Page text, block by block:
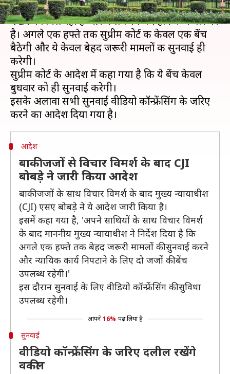
कोरोना वायरस का असर भारत की सुप्रीम कोर्ट पर भी
देखने को मिल रहा है और ये लगभग बंद होने की कगार पर
है। अगले एक हफ्ते तक सुप्रीम कोर्ट की केवल एक बेंच
बैठेगी और ये केवल बेहद जरूरी मामलों की सुनवाई ही
करेगी।
सुप्रीम कोर्ट के आदेश में कहा गया है कि ये बेंच केवल
बुधवार को ही सुनवाई करेगी।
इसके अलावा सभी सुनवाई वीडियो कॉन्फ्रेंसिंग के जरिए
आदेश
बाकी जजों से विचार विमर्श के बाद CJI
बोबड़े ने जारी किया आदेश
बाकी जजों के साथ विचार विमर्श के बाद मुख्य न्यायाधीश
(CJI) एसए बोबड़े ने ये आदेश जारी किया है।
इसमें कहा गया है, 'अपने साथियों के साथ विचार विमर्श
के बाद माननीय मुख्य न्यायाधीश ने निर्देश दिया है कि
अगले एक हफ्ते तक बेहद जरूरी मामलों की सुनवाई करने
और न्यायिक कार्य निपटाने के लिए दो जजों की बेंच
उपलब्ध रहेगी।'
इस दौरान सुनवाई के लिए वीडियो कॉन्फ्रेंसिंग की सुविधा
उपलब्ध रहेगी।
आपने 16% पढ़ लिया है
सुनवाई
वीडियो कॉन्फ्रेंसिंग के जरिए दलील रखेंगे
वकील